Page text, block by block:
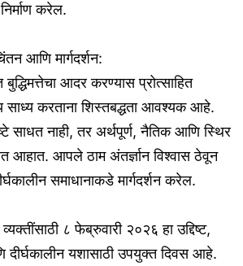
निर्माण करेल.
आणि मार्गदर्शन:
आदर करण्यास प्रोत्साहित
साध्य करताना शिस्तबद्धता आवश्यक आहे.
नाही, तर अर्थपूर्ण, नैतिक आणि स्थिर
आहात. आपले ठाम अंतर्ज्ञान विश्वास ठेवून
समाधानाकडे मार्गदर्शन करेल.
८ फेब्रुवारी २०२६ हा उद्दिष्ट,
दीर्घकालीन यशासाठी उपयुक्त दिवस आहे.